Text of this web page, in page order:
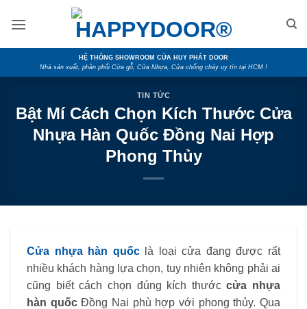
HỆ THỐNG SHOWROOM CỬA HUY PHÁT DOOR
Nhà sản xuất, phân phối Cửa gỗ, Cửa Nhựa, Cửa chống cháy uy tín tại HCM !
TIN TỨC
Bật Mí Cách Chọn Kích Thước Cửa
Nhựa Hàn Quốc Đồng Nai Hợp
Phong Thủy
Cửa nhựa hàn quốclà loại cửa đang được rất
nhiều khách hàng lựa chọn, tuy nhiên không phải ai
cũng biết cách chọn đúng kích thướccửa nhựa
hàn quốcĐồng Nai phù hợp với phong thủy. Qua